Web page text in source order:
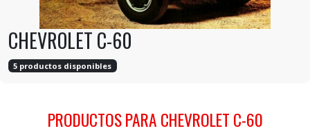
CHEVROLET C-60
5 productos disponibles
PRODUCTOS PARA CHEVROLET C-60